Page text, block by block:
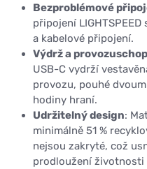
Bezproblémové
připojení
a kabelové připojení.
Výdrž a
USB-C vydrží
provozu, pouhé
hodiny hraní.
Udržitelný design:
minimálně 51 %
nejsou zakryté, což
prodloužení životnosti